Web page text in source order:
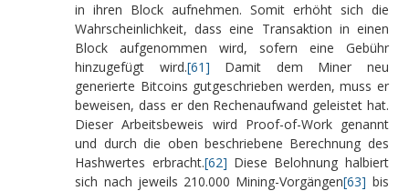
in ihren Block aufnehmen. Somit erhöht sich die
Wahrscheinlichkeit, dass eine Transaktion in einen
Block aufgenommen wird, sofern eine Gebühr
hinzugefügt wird.[61] Damit dem Miner neu
generierte Bitcoins gutgeschrieben werden, muss er
beweisen, dass er den Rechenaufwand geleistet hat.
Dieser Arbeitsbeweis wird Proof-of-Work genannt
und durch die oben beschriebene Berechnung des
Hashwertes erbracht.[62] Diese Belohnung halbiert
sich nach jeweils 210.000 Mining-Vorgängen[63] bis